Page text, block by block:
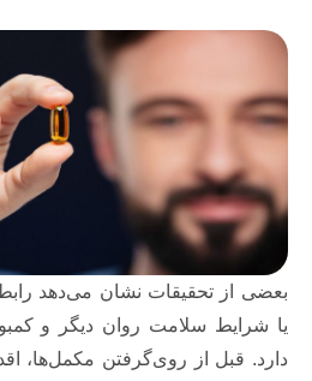
بعضی از تحقیقات نشان می‌دهد
دارد. قبل از روی‌گرفتن مکمل‌ها،